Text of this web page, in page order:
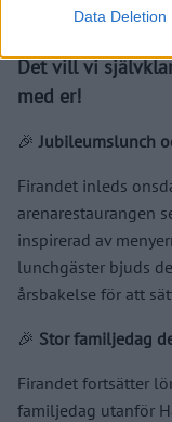
Data Deletion
för generationer
Det vill vi
med er!
🎉 Jubileumslunch
Firandet inleds
arenarestaurangen
inspirerad av
lunchgäster bjuds
årsbakelse för att
🎉 Stor familjedag
Firandet fortsätter
familjedag utanför